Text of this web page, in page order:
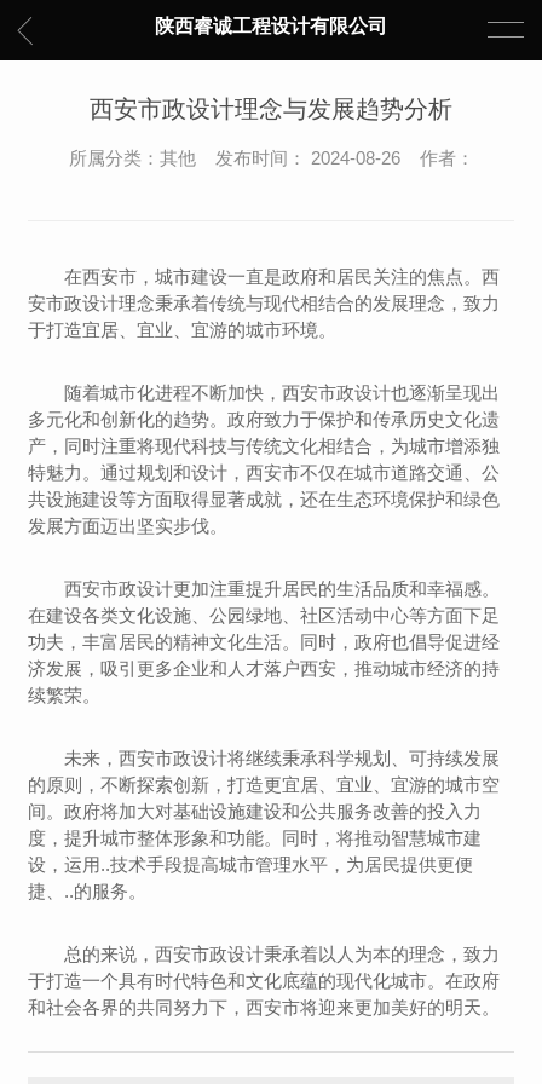
陕西睿诚工程设计有限公司
西安市政设计理念与发展趋势分析
所属分类：其他 发布时间： 2024-08-26 作者：
在西安市，城市建设一直是政府和居民关注的焦点。西
安市政设计理念秉承着传统与现代相结合的发展理念，致力
于打造宜居、宜业、宜游的城市环境。
随着城市化进程不断加快，西安市政设计也逐渐呈现出
多元化和创新化的趋势。政府致力于保护和传承历史文化遗
产，同时注重将现代科技与传统文化相结合，为城市增添独
特魅力。通过规划和设计，西安市不仅在城市道路交通、公
共设施建设等方面取得显著成就，还在生态环境保护和绿色
发展方面迈出坚实步伐。
西安市政设计更加注重提升居民的生活品质和幸福感。
在建设各类文化设施、公园绿地、社区活动中心等方面下足
功夫，丰富居民的精神文化生活。同时，政府也倡导促进经
济发展，吸引更多企业和人才落户西安，推动城市经济的持
续繁荣。
未来，西安市政设计将继续秉承科学规划、可持续发展
的原则，不断探索创新，打造更宜居、宜业、宜游的城市空
间。政府将加大对基础设施建设和公共服务改善的投入力
度，提升城市整体形象和功能。同时，将推动智慧城市建
设，运用..技术手段提高城市管理水平，为居民提供更便
捷、..的服务。
总的来说，西安市政设计秉承着以人为本的理念，致力
于打造一个具有时代特色和文化底蕴的现代化城市。在政府
和社会各界的共同努力下，西安市将迎来更加美好的明天。